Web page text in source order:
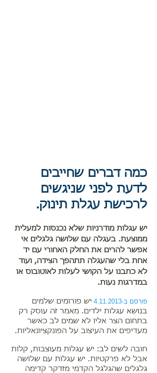
כמה דברים שחייבים
לדעת לפני שניגשים
לרכישת עגלת תינוק.
יש עגלות מודרניות שלא נכנסות למעלית
ממוצעת. בעגלה עם שלושה גלגלים אי
אפשר להרים את החלק האחורי עם יד
אחת בלי שהעגלה תתהפך הצידה, ועוד
לא כתבנו על הקושי לעלות לאוטובוס או
במדרגות נעות.
פורסם ב-4.11.2013
יש פורומים שלמים
בנושא עגלות ילדים. מאמר זה עוסק רק
בתחום הצר אליו לא שמים לב כאשר
מעדיפים את העיצוב על הפונקציונאליות.
חובה לשים לב: יש עגלות מעוצבות, קלות
אבל לא פרקטיות. יש עגלות עם שלושה
גלגלים שהגלגל הקדמי מזדקר קדימה